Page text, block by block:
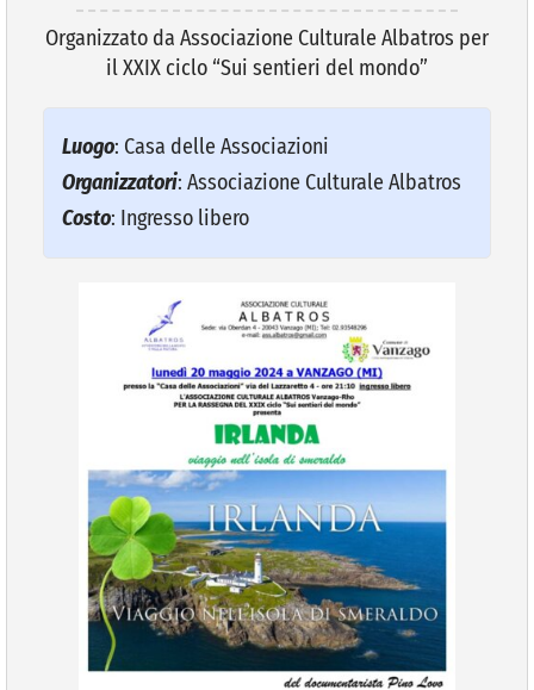
VIVERE VANZAGO
COMUNICAZIONE
Organizzato da Associazione Culturale Albatros per
il XXIX ciclo “Sui sentieri del mondo”
Luogo: Casa delle Associazioni
Organizzatori: Associazione Culturale Albatros
Costo: Ingresso libero